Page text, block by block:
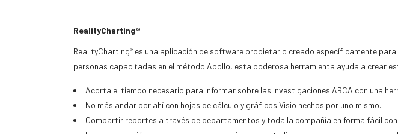
RealityCharting®
RealityCharting® es una aplicación de software propietario creado específicamente
personas capacitadas en el método Apollo, esta poderosa herramienta ayuda a crear
Acorta el tiempo necesario para informar sobre las investigaciones ARCA con una
No más andar por ahí con hojas de cálculo y gráficos Visio hechos por uno mismo.
Compartir reportes a través de departamentos y toda la compañía en forma fácil